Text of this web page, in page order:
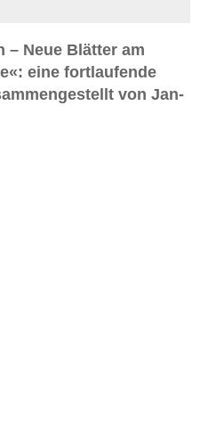
– Neue Blätter am
eine fortlaufende
von Jan-